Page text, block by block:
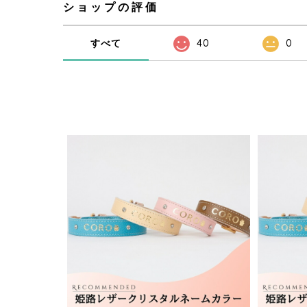
ショップの評価
すべて 40 0